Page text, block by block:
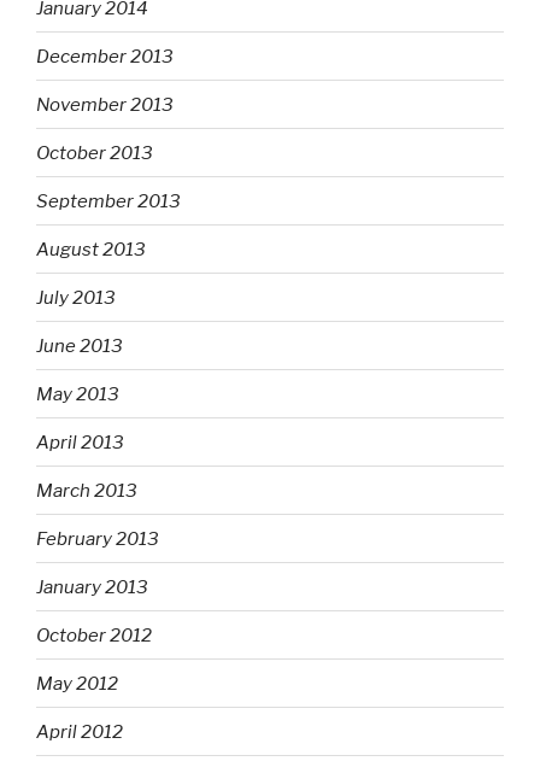
January 2014
December 2013
November 2013
October 2013
September 2013
August 2013
July 2013
June 2013
May 2013
April 2013
March 2013
February 2013
January 2013
October 2012
May 2012
April 2012